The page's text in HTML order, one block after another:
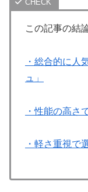
この記事の結
・総合的に人
ュ」
・性能の高さ
・軽さ重視で